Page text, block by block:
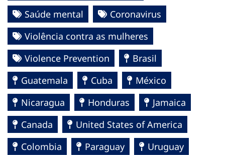
Saúde mental
Coronavirus
Violência contra as mulheres
Violence Prevention
Brasil
Guatemala
Cuba
México
Nicaragua
Honduras
Jamaica
Canada
United States of America
Colombia
Paraguay
Uruguay